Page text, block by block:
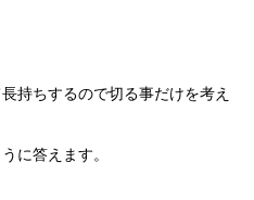
持ちするので切る事だけを考え
答えます。